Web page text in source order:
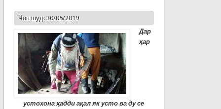
Чоп шуд: 30/05/2019
Дар
ҳар
устохона ҳадди ақал як усто ва ду се